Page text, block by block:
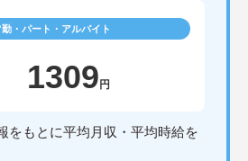
・パート・アルバイト
1309 円
をもとに平均月収・平均時給を